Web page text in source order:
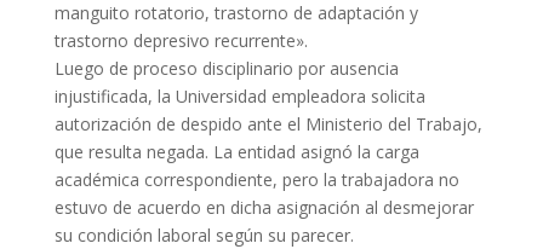
manguito rotatorio, trastorno de adaptación y
trastorno depresivo recurrente».
Luego de proceso disciplinario por ausencia
injustificada, la Universidad empleadora solicita
autorización de despido ante el Ministerio del Trabajo,
que resulta negada. La entidad asignó la carga
académica correspondiente, pero la trabajadora no
estuvo de acuerdo en dicha asignación al desmejorar
su condición laboral según su parecer.